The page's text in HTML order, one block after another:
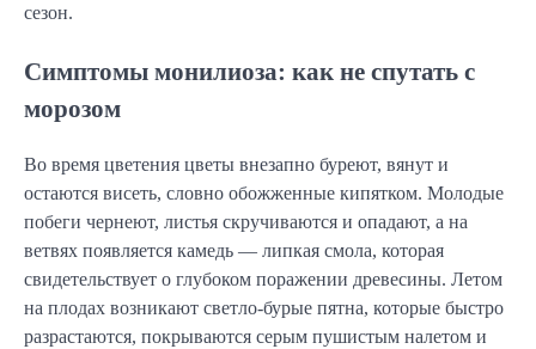
сезон.
Симптомы монилиоза: как не спутать с
морозом
Во время цветения цветы внезапно буреют, вянут и
остаются висеть, словно обожженные кипятком. Молодые
побеги чернеют, листья скручиваются и опадают, а на
ветвях появляется камедь — липкая смола, которая
свидетельствует о глубоком поражении древесины. Летом
на плодах возникают светло-бурые пятна, которые быстро
разрастаются, покрываются серым пушистым налетом и